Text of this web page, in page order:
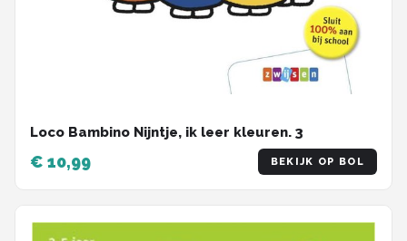
Loco Bambino Nijntje, ik leer kleuren. 3
€ 10,99 BEKIJK OP BOL